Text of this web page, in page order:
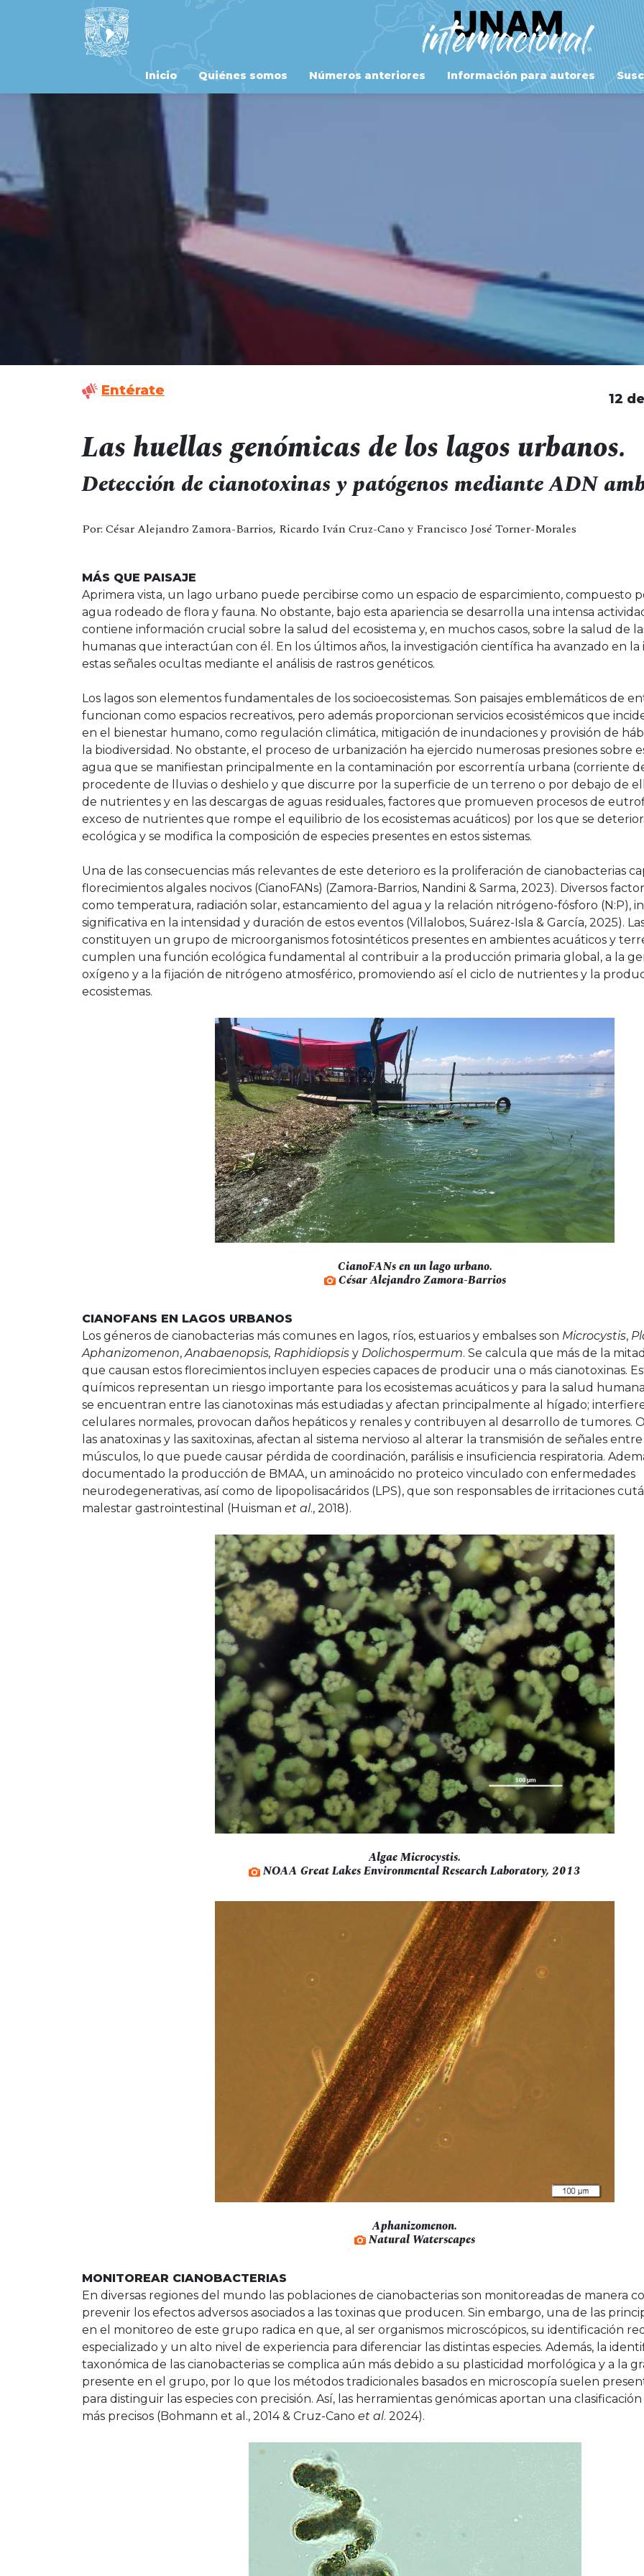
Inicio Quiénes somos Números anteriores Información para autores
Entérate
12
Las huellas genómicas de los lagos urbanos.
Detección de cianotoxinas y patógenos mediante ADN
Por: César Alejandro Zamora-Barrios, Ricardo Iván Cruz-Cano y Francisco José Torner-Morales
MÁS QUE PAISAJE
Aprimera vista, un lago urbano puede percibirse como un espacio de esparcimiento, compuesto
agua rodeado de flora y fauna. No obstante, bajo esta apariencia se desarrolla una intensa
contiene información crucial sobre la salud del ecosistema y, en muchos casos, sobre la salud de
humanas que interactúan con él. En los últimos años, la investigación científica ha avanzado en
estas señales ocultas mediante el análisis de rastros genéticos.
Los lagos son elementos fundamentales de los socioecosistemas. Son paisajes emblemáticos de
funcionan como espacios recreativos, pero además proporcionan servicios ecosistémicos que
en el bienestar humano, como regulación climática, mitigación de inundaciones y provisión de
la biodiversidad. No obstante, el proceso de urbanización ha ejercido numerosas presiones sobre
agua que se manifiestan principalmente en la contaminación por escorrentía urbana (corriente
procedente de lluvias o deshielo y que discurre por la superficie de un terreno o por debajo de
de nutrientes y en las descargas de aguas residuales, factores que promueven procesos de
exceso de nutrientes que rompe el equilibrio de los ecosistemas acuáticos) por los que se
ecológica y se modifica la composición de especies presentes en estos sistemas.
Una de las consecuencias más relevantes de este deterioro es la proliferación de cianobacterias
florecimientos algales nocivos (CianoFANs) (Zamora-Barrios, Nandini & Sarma, 2023). Diversos
como temperatura, radiación solar, estancamiento del agua y la relación nitrógeno-fósforo (N:P),
significativa en la intensidad y duración de estos eventos (Villalobos, Suárez-Isla & García, 2025).
constituyen un grupo de microorganismos fotosintéticos presentes en ambientes acuáticos y
cumplen una función ecológica fundamental al contribuir a la producción primaria global, a la
oxígeno y a la fijación de nitrógeno atmosférico, promoviendo así el ciclo de nutrientes y la
ecosistemas.
CianoFANs en un lago urbano.
César Alejandro Zamora-Barrios
CIANOFANS EN LAGOS URBANOS
Los géneros de cianobacterias más comunes en lagos, ríos, estuarios y embalses son Microcystis,
Aphanizomenon, Anabaenopsis, Raphidiopsis y Dolichospermum. Se calcula que más de la
que causan estos florecimientos incluyen especies capaces de producir una o más cianotoxinas.
químicos representan un riesgo importante para los ecosistemas acuáticos y para la salud
se encuentran entre las cianotoxinas más estudiadas y afectan principalmente al hígado;
celulares normales, provocan daños hepáticos y renales y contribuyen al desarrollo de tumores.
las anatoxinas y las saxitoxinas, afectan al sistema nervioso al alterar la transmisión de señales
músculos, lo que puede causar pérdida de coordinación, parálisis e insuficiencia respiratoria.
documentado la producción de BMAA, un aminoácido no proteico vinculado con enfermedades
neurodegenerativas, así como de lipopolisacáridos (LPS), que son responsables de irritaciones
malestar gastrointestinal (Huisman et al., 2018).
Algae Microcystis.
NOAA Great Lakes Environmental Research Laboratory, 2013
Aphanizomenon.
Natural Waterscapes
MONITOREAR CIANOBACTERIAS
En diversas regiones del mundo las poblaciones de cianobacterias son monitoreadas de manera
prevenir los efectos adversos asociados a las toxinas que producen. Sin embargo, una de las
en el monitoreo de este grupo radica en que, al ser organismos microscópicos, su identificación
especializado y un alto nivel de experiencia para diferenciar las distintas especies. Además, la
taxonómica de las cianobacterias se complica aún más debido a su plasticidad morfológica y a la
presente en el grupo, por lo que los métodos tradicionales basados en microscopía suelen
para distinguir las especies con precisión. Así, las herramientas genómicas aportan una
más precisos (Bohmann et al., 2014 & Cruz-Cano et al. 2024).